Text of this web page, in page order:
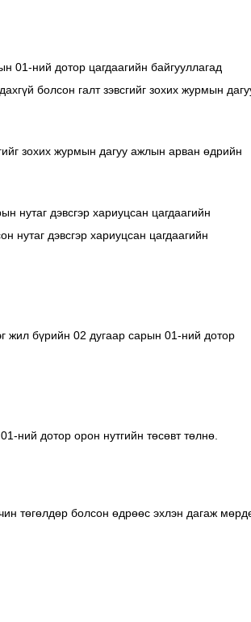
01-ний дотор цагдаагийн байгууллагад
болсон галт зэвсгийг зохих журмын
зохих журмын дагуу ажлын арван өдрийн
нутаг дэвсгэр хариуцсан цагдаагийн
нутаг дэвсгэр хариуцсан цагдаагийн
жил бүрийн 02 дугаар сарын 01-ний дотор
ний дотор орон нутгийн төсөвт төлнө.
төгөлдөр болсон өдрөөс эхлэн дагаж